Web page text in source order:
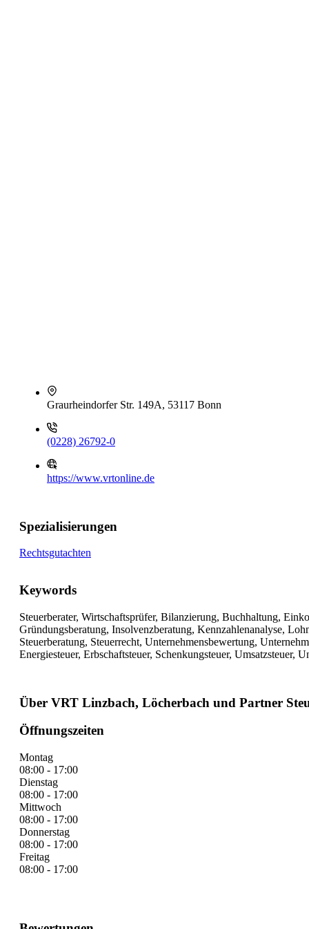
Graurheindorfer Str. 149A, 53117 Bonn
(0228) 26792-0
https://www.vrtonline.de
Spezialisierungen
Rechtsgutachten
Keywords
Steuerberater, Wirtschaftsprüfer, Bilanzierung, Buchhaltung,
Gründungsberatung, Insolvenzberatung, Kennzahlenanalyse,
Steuerberatung, Steuerrecht, Unternehmensbewertung,
Energiesteuer, Erbschaftsteuer, Schenkungsteuer, Umsatzsteuer,
Über VRT Linzbach, Löcherbach und Partner
Öffnungszeiten
Montag
08:00 - 17:00
Dienstag
08:00 - 17:00
Mittwoch
08:00 - 17:00
Donnerstag
08:00 - 17:00
Freitag
08:00 - 17:00